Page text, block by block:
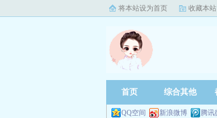
将本站设为首页 收藏本站
首页 综合其他
QQ空间 新浪微博 腾讯